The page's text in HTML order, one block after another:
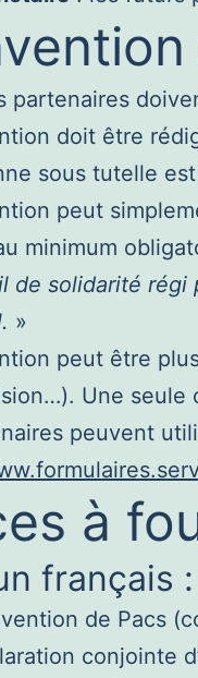
partenaires
doit être
sous tutelle
peut
minimum
de solidarité régi
»
peut être
Une
peuvent
à
français :
de Pacs
conjointe